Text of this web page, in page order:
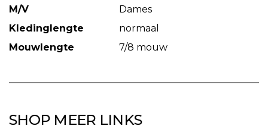
M/V
Dames
Kledinglengte
normaal
Mouwlengte
7/8 mouw
SHOP MEER LINKS